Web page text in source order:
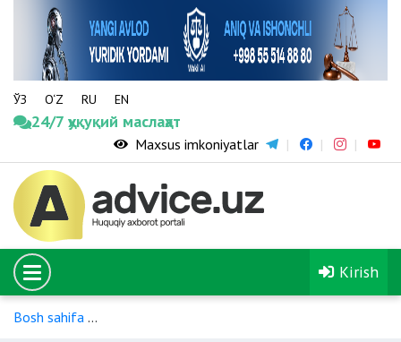
ЎЗ O‘Z RU EN
24/7 ҳуқуқий маслаҳат
Maxsus imkoniyatlar
Kirish
Bosh sahifa